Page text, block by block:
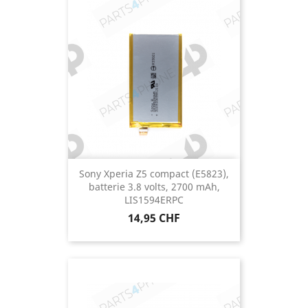
Sony Xperia Z5 compact (E5823),
batterie 3.8 volts, 2700 mAh,
LIS1594ERPC
Prix
14,95 CHF